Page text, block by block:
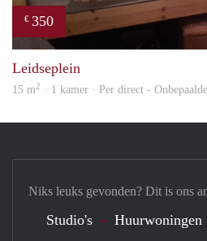
€ 350
Leidseplein
15 m2 · 1 kamer · Per direct -
Niks leuks gevonden? Dit is ons
Studio's Huurwoningen